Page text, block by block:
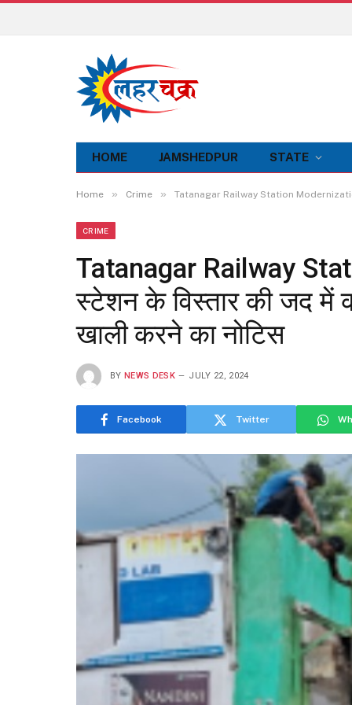
HOME JAMSHEDPUR STATE
Home » Crime » Tatanagar Railway Station Modernization:
CRIME
Tatanagar Railway
स्टेशन के विस्तार की जद में
खाली करने का नोटिस
BY NEWS DESK JULY 22, 2024
Facebook Twitter